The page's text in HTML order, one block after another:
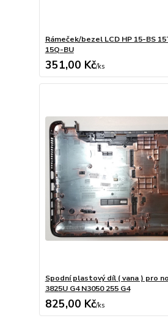
Rámeček/bezel LCD HP 15-BS
15Q-BU
351,00 Kč/ks
Spodní plastový díl ( vana ) pro
3825U G4 N3050 255 G4
825,00 Kč/ks